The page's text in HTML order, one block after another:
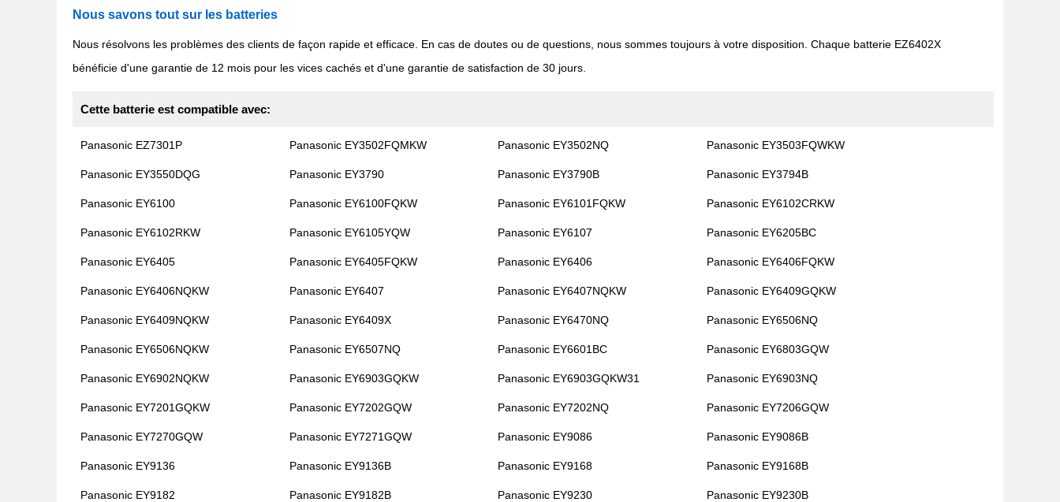
Nous savons tout sur les batteries
Nous résolvons les problèmes des clients de façon rapide et efficace. En cas de doutes ou de questions, nous sommes toujours à votre disposition. Chaque batterie EZ6402X
bénéficie d'une garantie de 12 mois pour les vices cachés et d'une garantie de satisfaction de 30 jours.
Cette batterie est compatible avec:
Panasonic EZ7301P Panasonic EY3502FQMKW Panasonic EY3502NQ Panasonic EY3503FQWKW
Panasonic EY3550DQG Panasonic EY3790 Panasonic EY3790B Panasonic EY3794B
Panasonic EY6100 Panasonic EY6100FQKW Panasonic EY6101FQKW Panasonic EY6102CRKW
Panasonic EY6102RKW Panasonic EY6105YQW Panasonic EY6107 Panasonic EY6205BC
Panasonic EY6405 Panasonic EY6405FQKW Panasonic EY6406 Panasonic EY6406FQKW
Panasonic EY6406NQKW Panasonic EY6407 Panasonic EY6407NQKW Panasonic EY6409GQKW
Panasonic EY6409NQKW Panasonic EY6409X Panasonic EY6470NQ Panasonic EY6506NQ
Panasonic EY6506NQKW Panasonic EY6507NQ Panasonic EY6601BC Panasonic EY6803GQW
Panasonic EY6902NQKW Panasonic EY6903GQKW Panasonic EY6903GQKW31 Panasonic EY6903NQ
Panasonic EY7201GQKW Panasonic EY7202GQW Panasonic EY7202NQ Panasonic EY7206GQW
Panasonic EY7270GQW Panasonic EY7271GQW Panasonic EY9086 Panasonic EY9086B
Panasonic EY9136 Panasonic EY9136B Panasonic EY9168 Panasonic EY9168B
Panasonic EY9182 Panasonic EY9182B Panasonic EY9230 Panasonic EY9230B